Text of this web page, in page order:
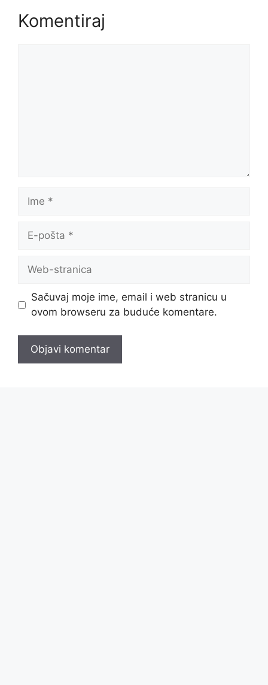
Komentiraj
Ime
pošta
Web-
Sačuvaj moje ime, email i web stranicu u
ovom browseru za buduće komentare.